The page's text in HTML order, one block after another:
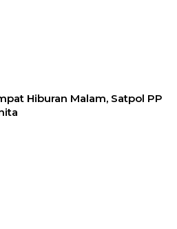
Hiburan Malam, Satpol PP